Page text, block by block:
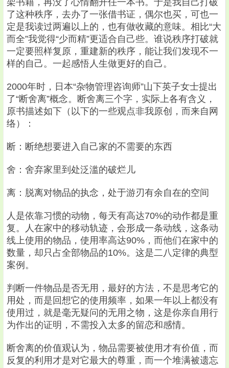
架书籍，再没了心情翻开任一本书。于是我自己打破
了这种秩序，去办了一张借书证，偶尔也买，可也一
定是我读过两遍以上的，也有做收藏的意味。相比“大
而全”我觉得“少而精”更适合自己些。谁说秩序打破就
一定要照样复原，重建新的秩序，能让我们发现不一
样的自己。一起感悟人生做更好的自己。
2000年时，日本“杂物管理咨询师”山下英子女士提出
了“断舍离”概念。断舍离三个字，实际上各有含义，
原书描述如下（以下的一些观点非我原创，而来自网
络）：
断：断绝想要进入自己家的不需要的东西
舍：舍弃家里到处泛滥的破烂儿
离：脱离对物品的执念，处于游刃有余自在的空间
人是依靠习惯的动物，每天有高达70%的动作都是重
复。人在家中的移动轨迹，会形成一条动线，这条动
线上使用的物品，使用率高达90%，而他们在家中的
数量，却只占全部物品的10%。这是二八定律的典型
案例。
判断一件物品是否无用，最好的方法，不是思考它的
用处，而是回想它的使用频率，如果一年以上都没有
使用过，就是毫无疑问的无用之物，这是你亲自用行
为作出的证明，不需投入太多的留恋和感情。
断舍离的价值观认为，物品需要被使用才有价值，而
反复的利用才是对它最大的尊重，而一个堆满被遗忘